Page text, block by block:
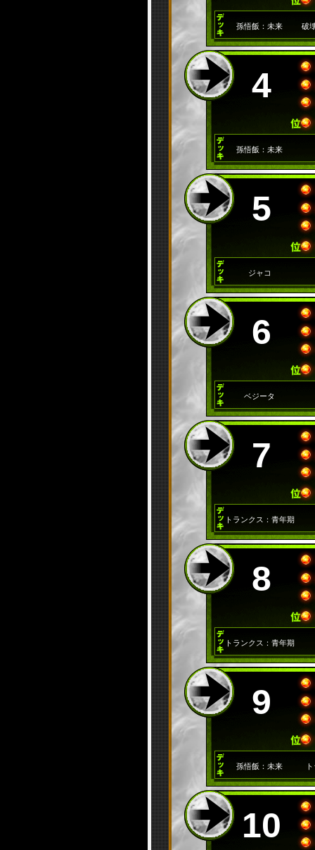
孫悟飯：未来 破
4
孫悟飯：未来
5
ジャコ
6
ベジータ
7
トランクス：青年期
8
トランクス：青年期
9
孫悟飯：未来
10